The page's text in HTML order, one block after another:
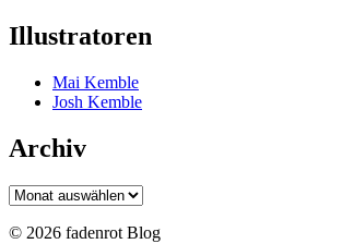
Illustratoren
Mai Kemble
Josh Kemble
Archiv
Archiv
© 2026 fadenrot Blog